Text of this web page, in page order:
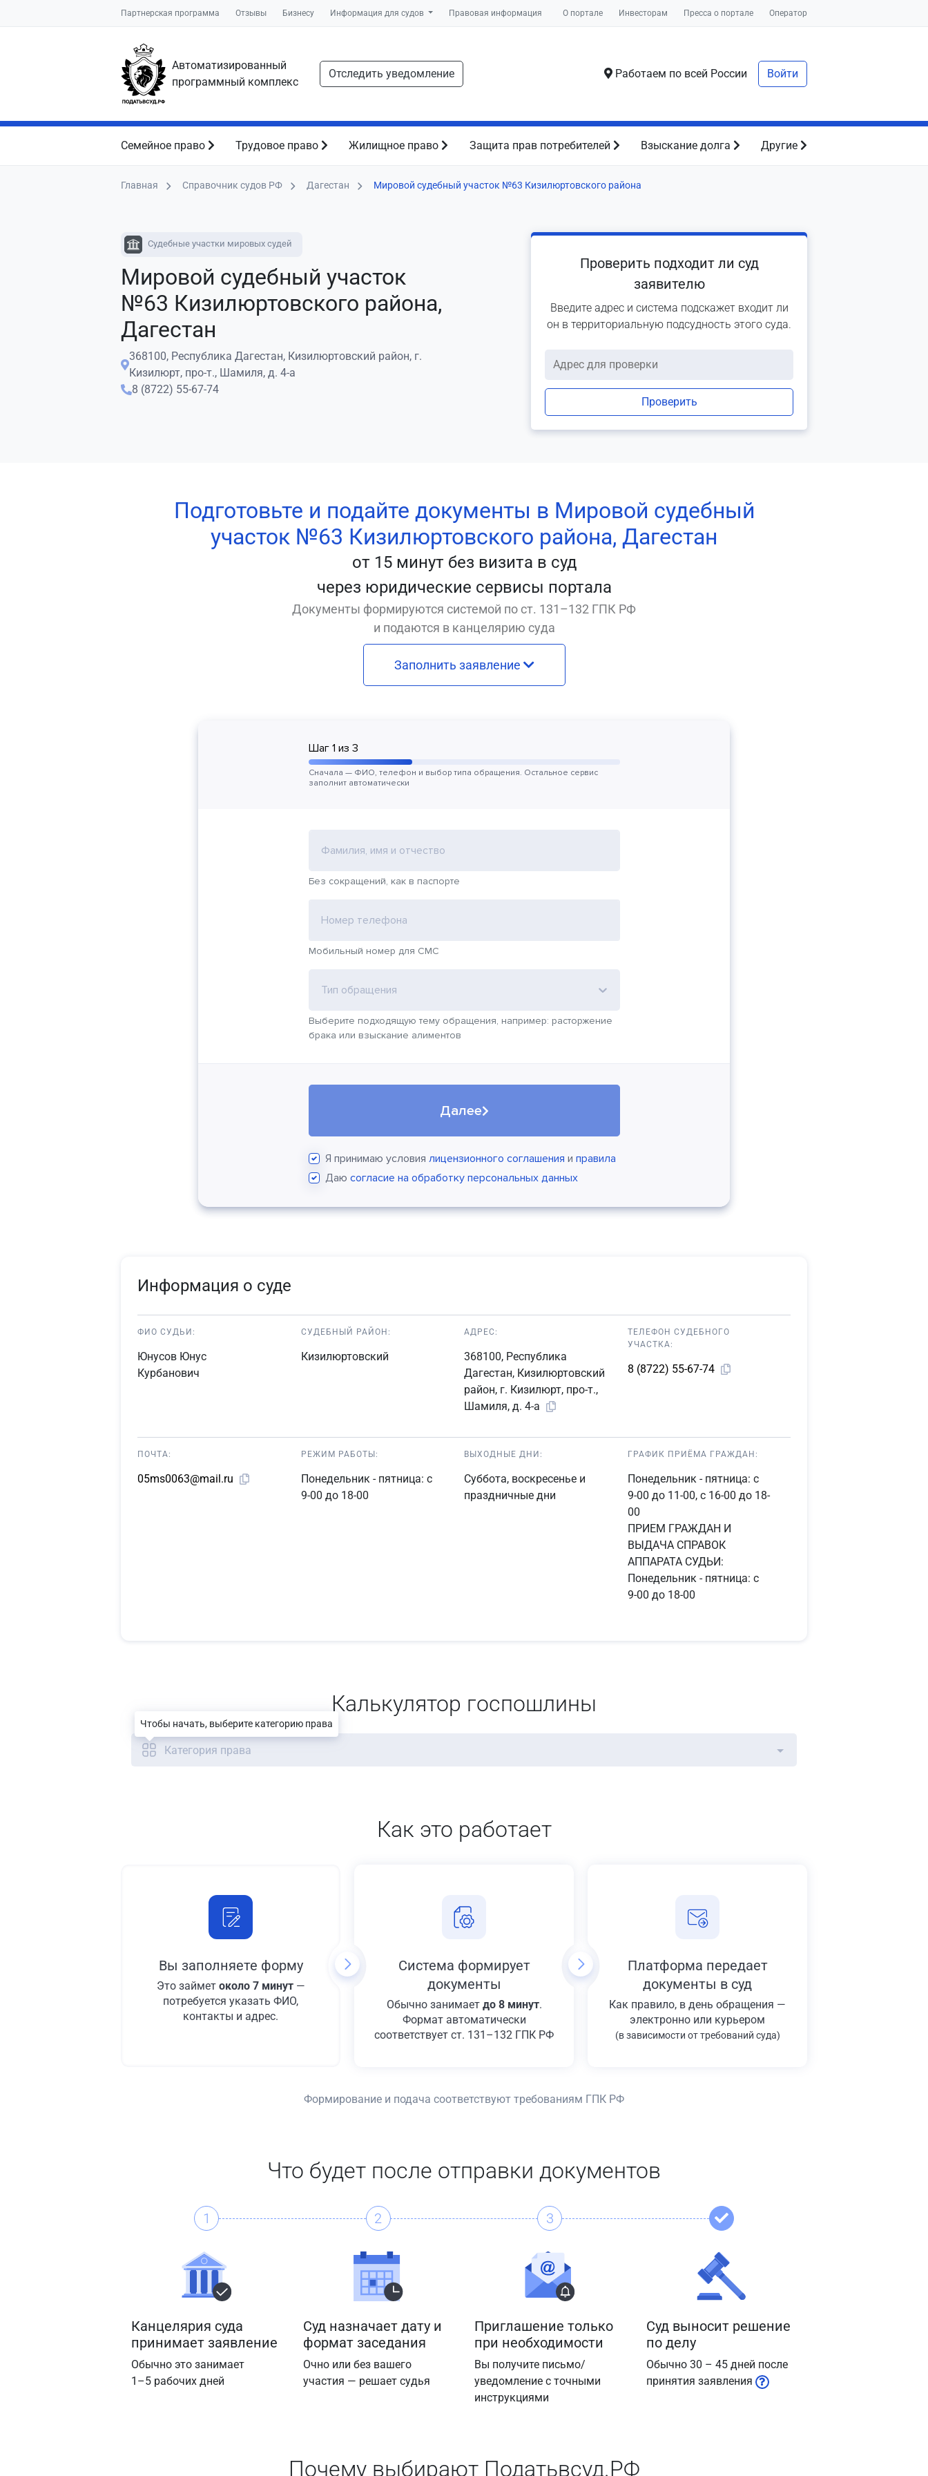
Партнерская программа Отзывы Бизнесу Информация для судов Правовая информация О портале Инвесторам Пресса о портале Оператор
Автоматизированный
программный комплекс
Отследить уведомление Работаем по всей России Войти
Семейное право Трудовое право Жилищное право Защита прав потребителей Взыскание долга Другие
Главная Справочник судов РФ Дагестан Мировой судебный участок №63 Кизилюртовского района
Судебные участки мировых судей
Мировой судебный участок
№63 Кизилюртовского района,
Дагестан
368100, Республика Дагестан, Кизилюртовский район, г.
Кизилюрт, про-т., Шамиля, д. 4-а
8 (8722) 55-67-74
Проверить подходит ли суд
заявителю
Введите адрес и система подскажет входит ли
он в территориальную подсудность этого суда.
Проверить
Подготовьте и подайте документы в Мировой судебный
участок №63 Кизилюртовского района, Дагестан
от 15 минут без визита в суд
через юридические сервисы портала
Документы формируются системой по ст. 131–132 ГПК РФ
и подаются в канцелярию суда
Заполнить заявление
Шаг 1 из 3
Сначала — ФИО, телефон и выбор типа обращения. Остальное сервис
заполнит автоматически
Фамилия, имя и отчество
Без сокращений, как в паспорте
Номер телефона
Мобильный номер для СМС
Тип обращения
Выберите подходящую тему обращения, например: расторжение
брака или взыскание алиментов
Далее
Я принимаю условия лицензионного соглашения и правила
Даю согласие на обработку персональных данных
Информация о суде
ФИО СУДЬИ:
Юнусов Юнус
Курбанович
СУДЕБНЫЙ РАЙОН:
Кизилюртовский
АДРЕС:
368100, Республика
Дагестан, Кизилюртовский
район, г. Кизилюрт, про-т.,
Шамиля, д. 4-а
ТЕЛЕФОН СУДЕБНОГО
УЧАСТКА:
8 (8722) 55-67-74
ПОЧТА:
05ms0063@mail.ru
РЕЖИМ РАБОТЫ:
Понедельник - пятница: с
9-00 до 18-00
ВЫХОДНЫЕ ДНИ:
Суббота, воскресенье и
праздничные дни
ГРАФИК ПРИЁМА ГРАЖДАН:
Понедельник - пятница: с
9-00 до 11-00, с 16-00 до 18-
00
ПРИЕМ ГРАЖДАН И
ВЫДАЧА СПРАВОК
АППАРАТА СУДЬИ:
Понедельник - пятница: с
9-00 до 18-00
Калькулятор госпошлины
Категория права
Как это работает
Вы заполняете форму
Это займет около 7 минут—
потребуется указать ФИО,
контакты и адрес.
Система формирует
документы
Обычно занимает до 8 минут.
Формат автоматически
соответствует ст. 131–132 ГПК РФ
Платформа передает
документы в суд
Как правило, в день обращения —
электронно или курьером
(в зависимости от требований суда)
Формирование и подача соответствуют требованиям ГПК РФ
Что будет после отправки документов
1
Канцелярия суда
принимает заявление
Обычно это занимает
1–5 рабочих дней
2
Суд назначает дату и
формат заседания
Очно или без вашего
участия — решает судья
3
Приглашение только
при необходимости
Вы получите письмо/
уведомление с точными
инструкциями
Суд выносит решение
по делу
Обычно 30 – 45 дней после
принятия заявления
Почему выбирают Податьвсуд.РФ
Чтобы начать, выберите категорию права